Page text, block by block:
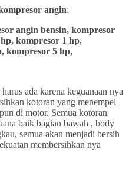
angin;
angin bensin, kompresor
kompresor 1 hp,
kompresor 5 hp,
ada karena keguanaan nya
kotoran yang menempel
di motor. Semua kotoran
baik bagian bawah , body
semua akan menjadi bersih
membersihkan nya